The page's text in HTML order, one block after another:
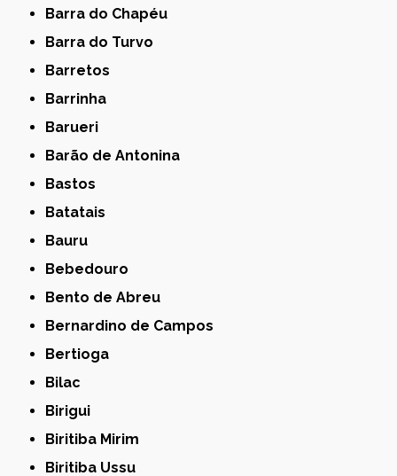
Barra do Chapéu
Barra do Turvo
Barretos
Barrinha
Barueri
Barão de Antonina
Bastos
Batatais
Bauru
Bebedouro
Bento de Abreu
Bernardino de Campos
Bertioga
Bilac
Birigui
Biritiba Mirim
Biritiba Ussu